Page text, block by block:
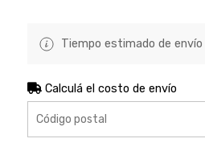
Tiempo estimado de envío
Calculá el costo de envío